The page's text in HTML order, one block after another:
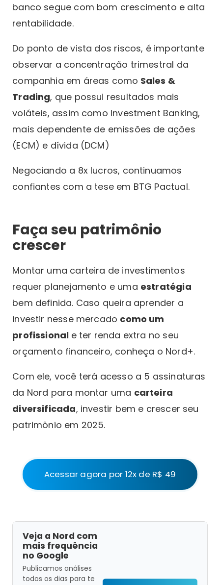
banco segue com bom crescimento e alta
rentabilidade.
Do ponto de vista dos riscos, é importante
observar a concentração trimestral da
companhia em áreas como Sales &
Trading, que possui resultados mais
voláteis, assim como Investment Banking,
mais dependente de emissões de ações
(ECM) e dívida (DCM)
Negociando a 8x lucros, continuamos
confiantes com a tese em BTG Pactual.
Faça seu patrimônio
crescer
Montar uma carteira de investimentos
requer planejamento e uma estratégia
bem definida. Caso queira aprender a
investir nesse mercado como um
profissional e ter renda extra no seu
orçamento financeiro, conheça o Nord+.
Com ele, você terá acesso a 5 assinaturas
da Nord para montar uma carteira
diversificada, investir bem e crescer seu
patrimônio em 2025.
Acessar agora por 12x de R$ 49
Veja a Nord com
mais frequência
no Google
Publicamos análises
todos os dias para te